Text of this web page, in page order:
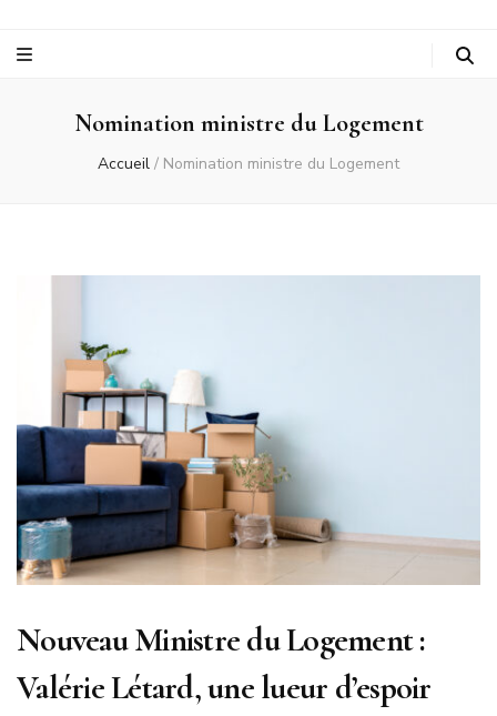
Nomination ministre du Logement
Accueil / Nomination ministre du Logement
Nouveau Ministre du Logement :
Valérie Létard, une lueur d’espoir